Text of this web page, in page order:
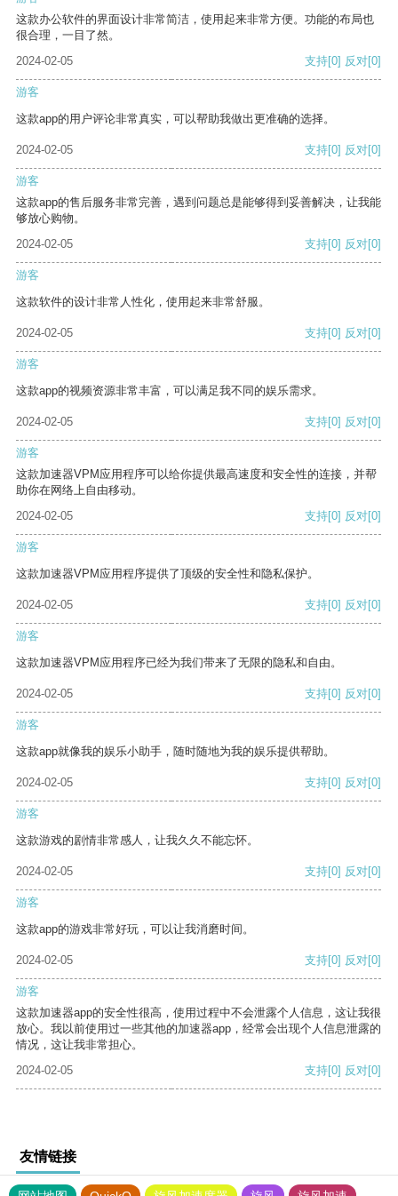
这款办公软件的界面设计非常简洁，使用起来非常方便。功能的布局也
很合理，一目了然。
2024-02-05
支持[0] 反对[0]
游客
这款app的用户评论非常真实，可以帮助我做出更准确的选择。
2024-02-05 支持[0] 反对[0]
游客
这款app的售后服务非常完善，遇到问题总是能够得到妥善解决，让我能
够放心购物。
2024-02-05
支持[0] 反对[0]
游客
这款软件的设计非常人性化，使用起来非常舒服。
2024-02-05 支持[0] 反对[0]
游客
这款app的视频资源非常丰富，可以满足我不同的娱乐需求。
2024-02-05 支持[0] 反对[0]
游客
这款加速器VPM应用程序可以给你提供最高速度和安全性的连接，并帮
助你在网络上自由移动。
2024-02-05
支持[0] 反对[0]
游客
这款加速器VPM应用程序提供了顶级的安全性和隐私保护。
2024-02-05 支持[0] 反对[0]
游客
这款加速器VPM应用程序已经为我们带来了无限的隐私和自由。
2024-02-05 支持[0] 反对[0]
游客
这款app就像我的娱乐小助手，随时随地为我的娱乐提供帮助。
2024-02-05 支持[0] 反对[0]
游客
这款游戏的剧情非常感人，让我久久不能忘怀。
2024-02-05 支持[0] 反对[0]
游客
这款app的游戏非常好玩，可以让我消磨时间。
2024-02-05 支持[0] 反对[0]
游客
这款加速器app的安全性很高，使用过程中不会泄露个人信息，这让我很
放心。我以前使用过一些其他的加速器app，经常会出现个人信息泄露的
情况，这让我非常担心。
2024-02-05
支持[0] 反对[0]
友情链接